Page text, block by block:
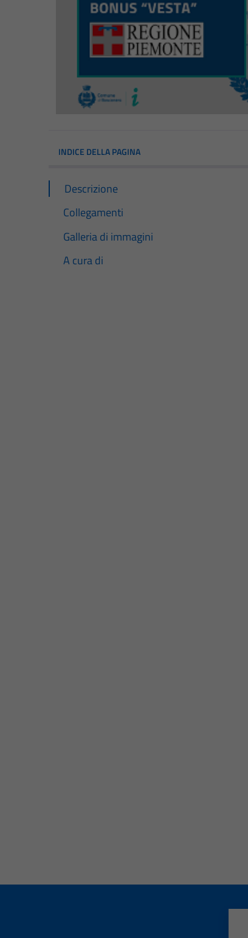
INDICE DELLA PAGINA
Descrizione
Collegamenti
Galleria di immagini
A cura di